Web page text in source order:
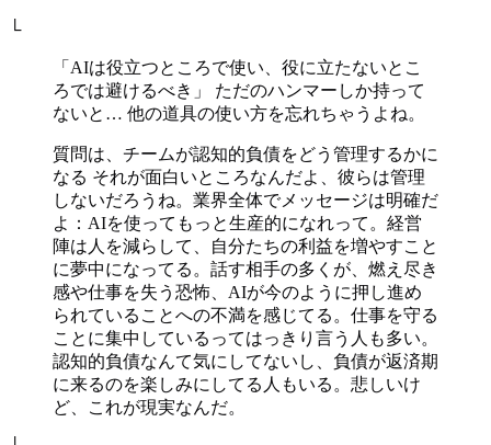
└
「AIは役立つところで使い、役に立たないとこ
ろでは避けるべき」 ただのハンマーしか持って
ないと… 他の道具の使い方を忘れちゃうよね。
質問は、チームが認知的負債をどう管理するかに
なる それが面白いところなんだよ、彼らは管理
しないだろうね。業界全体でメッセージは明確だ
よ：AIを使ってもっと生産的になれって。経営
陣は人を減らして、自分たちの利益を増やすこと
に夢中になってる。話す相手の多くが、燃え尽き
感や仕事を失う恐怖、AIが今のように押し進め
られていることへの不満を感じてる。仕事を守る
ことに集中しているってはっきり言う人も多い。
認知的負債なんて気にしてないし、負債が返済期
に来るのを楽しみにしてる人もいる。悲しいけ
ど、これが現実なんだ。